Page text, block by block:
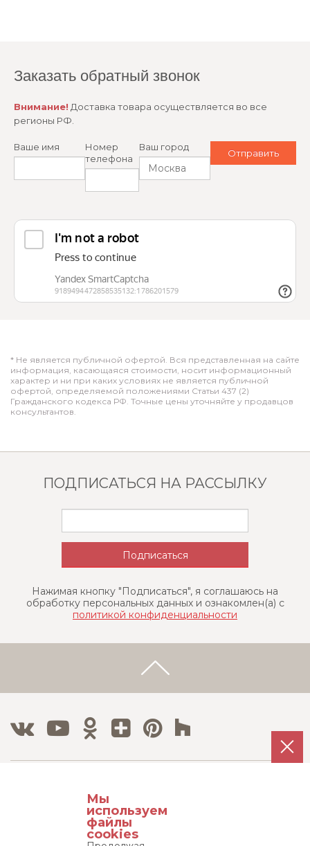
Заказать обратный звонок
Внимание! Доставка товара осуществляется во все
регионы РФ.
Ваше имя
Номер
телефона
Ваш город
* Не является публичной офертой. Вся представленная на сайте
информация, касающаяся стоимости, носит информационный
характер и ни при каких условиях не является публичной
офертой, определяемой положениями Статьи 437 (2)
Гражданского кодекса РФ. Точные цены уточняйте у продавцов
консультантов.
ПОДПИСАТЬСЯ НА РАССЫЛКУ
Нажимая кнопку "Подписаться", я соглашаюсь на
обработку персональных данных и ознакомлен(a) с
политикой конфиденциальности
8 800 500 12 63
8 495 215 08 08
Мы
используем
файлы
cookies